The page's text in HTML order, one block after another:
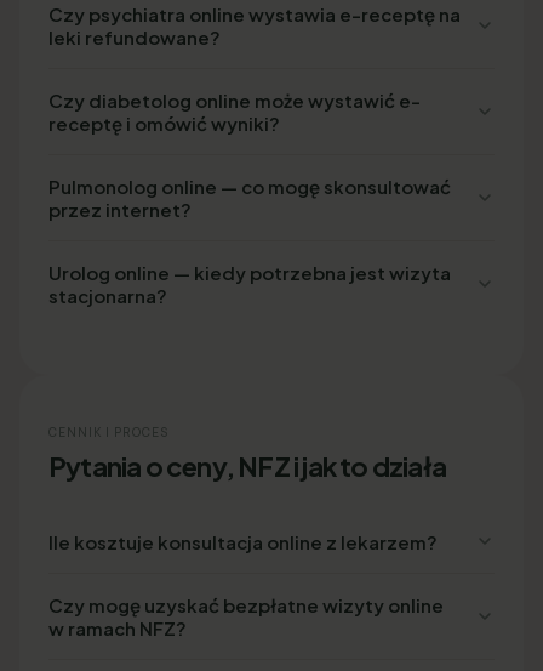
Czy psychiatra online wystawia e-receptę na
leki refundowane?
Czy diabetolog online może wystawić e-
receptę i omówić wyniki?
Pulmonolog online — co mogę skonsultować
przez internet?
Urolog online — kiedy potrzebna jest wizyta
stacjonarna?
CENNIK I PROCES
Pytania o ceny, NFZ i jak to działa
Ile kosztuje konsultacja online z lekarzem?
Czy mogę uzyskać bezpłatne wizyty online
w ramach NFZ?